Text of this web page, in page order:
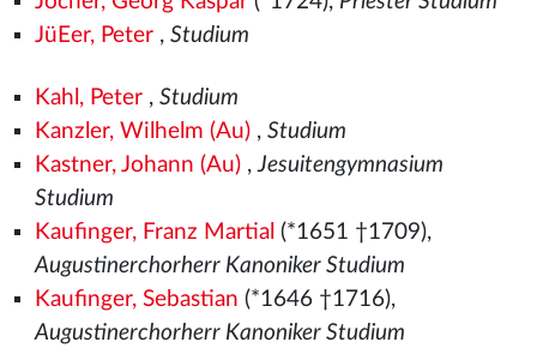
JüEer, Peter, Studium
Kahl, Peter, Studium
Kanzler, Wilhelm (Au), Studium
Kastner, Johann (Au),Jesuitengymnasium
Studium
Kaufinger, Franz Martial (*1651 †1709),
Augustinerchorherr Kanoniker Studium
Kaufinger, Sebastian (*1646 †1716),
Augustinerchorherr Kanoniker Studium